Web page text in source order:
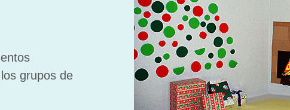
grupos de